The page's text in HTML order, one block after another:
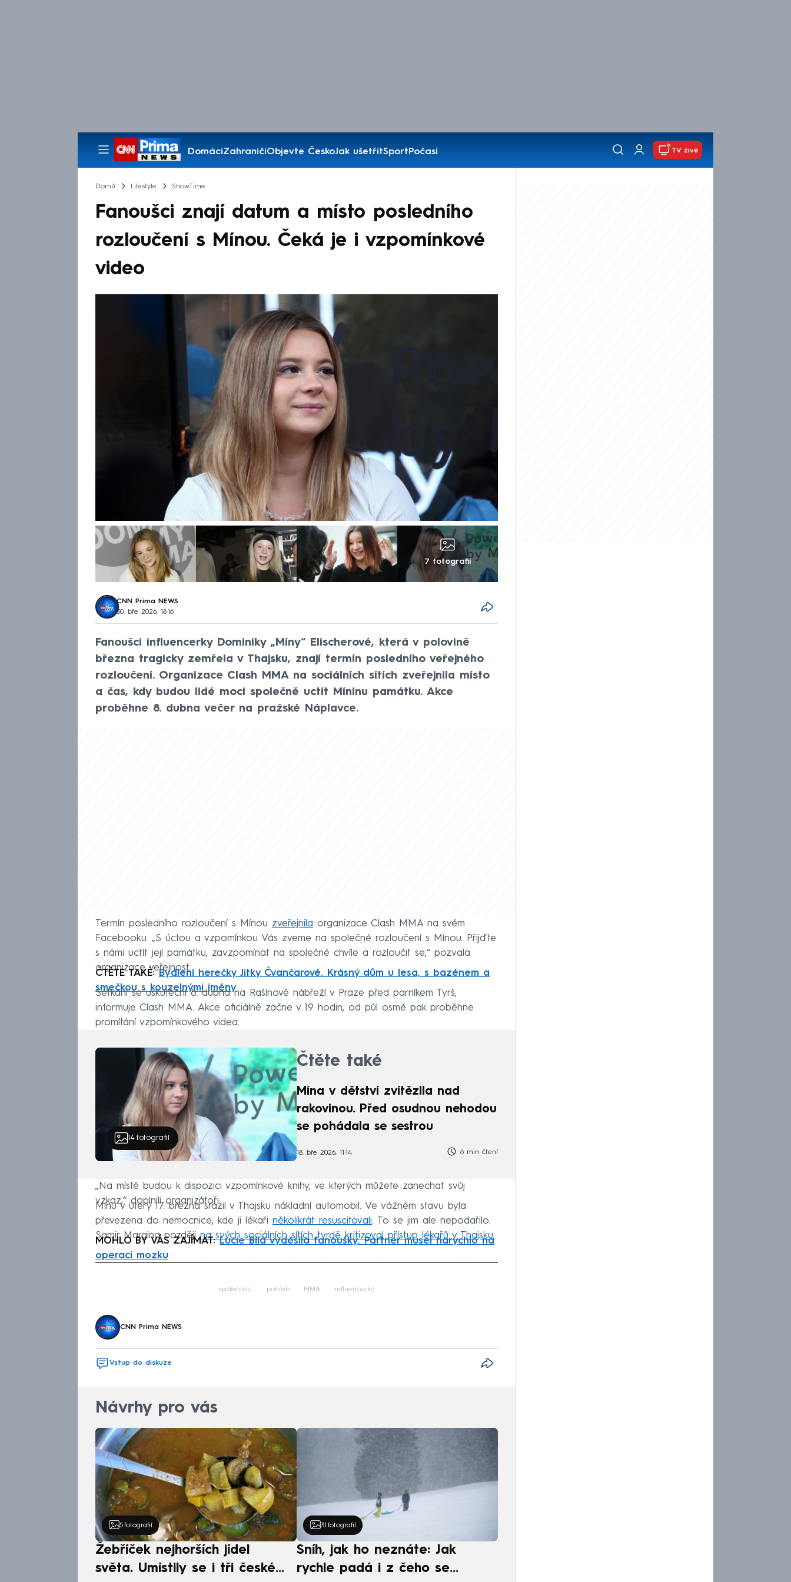
DomácíZahraničíObjevte ČeskoJak ušetřitSportPočasí
Pořady
TV živě
Domů Lifestyle ShowTime
Fanoušci znají datum a místo posledního
rozloučení s Mínou. Čeká je i vzpomínkové
video
7 fotografií
CNN Prima NEWS
30. bře 2026, 18:16
Fanoušci influencerky Dominiky „Míny“ Elischerové, která v polovině
března tragicky zemřela v Thajsku, znají termín posledního veřejného
rozloučení. Organizace Clash MMA na sociálních sítích zveřejnila místo
a čas, kdy budou lidé moci společně uctít Míninu památku. Akce
proběhne 8. dubna večer na pražské Náplavce.
Termín posledního rozloučení s Mínou zveřejnila organizace Clash MMA na svém
Facebooku. „S úctou a vzpomínkou Vás zveme na společné rozloučení s Mínou. Přijďte
s námi uctít její památku, zavzpomínat na společné chvíle a rozloučit se,“ pozvala
organizace veřejnost.
ČTĚTE TAKÉ:Bydlení herečky Jitky Čvančarové. Krásný dům u lesa, s bazénem a
smečkou s kouzelnými jmény
Setkání se uskuteční 8. dubna na Rašínově nábřeží v Praze před parníkem Tyrš,
informuje Clash MMA. Akce oficiálně začne v 19 hodin, od půl osmé pak proběhne
promítání vzpomínkového videa.
14 fotografií
Čtěte také
Mína v dětství zvítězila nad
rakovinou. Před osudnou nehodou
se pohádala se sestrou
18. bře 2026, 11:14 6 min čtení
„Na místě budou k dispozici vzpomínkové knihy, ve kterých můžete zanechat svůj
vzkaz,“ doplnili organizátoři.
Mínu v úterý 17. března srazil v Thajsku nákladní automobil. Ve vážném stavu byla
převezena do nemocnice, kde ji lékaři několikrát resuscitovali. To se jim ale nepodařilo.
Samir Margina pozdějina svých sociálních sítích tvrdě kritizoval přístup lékařů v Thajsku.
MOHLO BY VÁS ZAJÍMAT:Lucie Bílá vyděsila fanoušky. Partner musel narychlo na
operaci mozku
společnost pohřeb MMA influencerka
CNN Prima NEWS
Vstup do diskuze
Návrhy pro vás
5 fotografií
Žebříček nejhorších jídel
světa. Umístily se i tři české
31 fotografií
Sníh, jak ho neznáte: Jak
rychle padá i z čeho se